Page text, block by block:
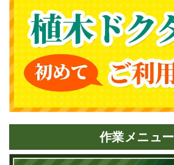
作業メニュー